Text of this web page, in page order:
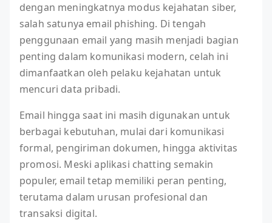
dengan meningkatnya modus kejahatan siber,
salah satunya email phishing. Di tengah
penggunaan email yang masih menjadi bagian
penting dalam komunikasi modern, celah ini
dimanfaatkan oleh pelaku kejahatan untuk
mencuri data pribadi.
Email hingga saat ini masih digunakan untuk
berbagai kebutuhan, mulai dari komunikasi
formal, pengiriman dokumen, hingga aktivitas
promosi. Meski aplikasi chatting semakin
populer, email tetap memiliki peran penting,
terutama dalam urusan profesional dan
transaksi digital.